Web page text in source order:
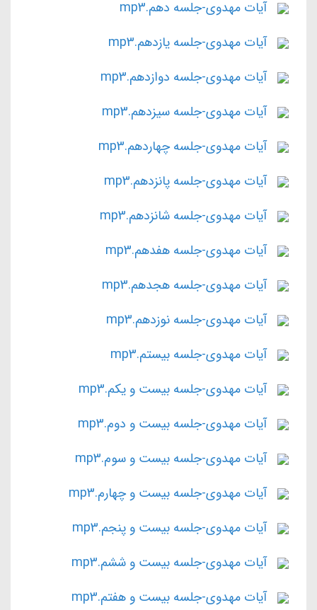
آیات مهدوی-جلسه دهم.mp3
آیات مهدوی-جلسه یازدهم.mp3
آیات مهدوی-جلسه دوازدهم.mp3
آیات مهدوی-جلسه سیزدهم.mp3
آیات مهدوی-جلسه چهاردهم.mp3
آیات مهدوی-جلسه پانزدهم.mp3
آیات مهدوی-جلسه شانزدهم.mp3
آیات مهدوی-جلسه هفدهم.mp3
آیات مهدوی-جلسه هجدهم.mp3
آیات مهدوی-جلسه نوزدهم.mp3
آیات مهدوی-جلسه بیستم.mp3
آیات مهدوی-جلسه بیست و یکم.mp3
آیات مهدوی-جلسه بیست و دوم.mp3
آیات مهدوی-جلسه بیست و سوم.mp3
آیات مهدوی-جلسه بیست و چهارم.mp3
آیات مهدوی-جلسه بیست و پنجم.mp3
آیات مهدوی-جلسه بیست و ششم.mp3
آیات مهدوی-جلسه بیست و هفتم.mp3